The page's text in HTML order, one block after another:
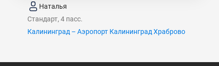
Наталья
Стандарт, 4 пасс.
Калининград – Аэропорт Калининград Храброво